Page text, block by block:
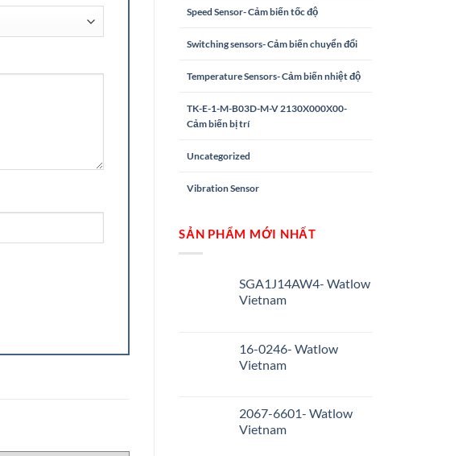
Speed Sensor- Cảm biến tốc độ
Switching sensors- Cảm biến chuyển đổi
Temperature Sensors- Cảm biến nhiệt độ
TK-E-1-M-B03D-M-V 2130X000X00-
Cảm biến bị trí
Uncategorized
Vibration Sensor
SẢN PHẨM MỚI NHẤT
SGA1J14AW4- Watlow
Vietnam
16-0246- Watlow
Vietnam
2067-6601- Watlow
Vietnam